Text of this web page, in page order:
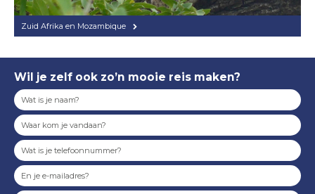
Zuid Afrika en Mozambique
Wil je zelf ook zo’n mooie reis maken?